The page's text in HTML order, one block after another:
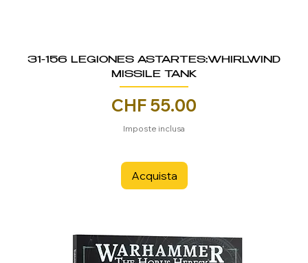
31-156 LEGIONES ASTARTES:WHIRLWIND
MISSILE TANK
Prezzo
CHF 55.00
Imposte inclusa
Acquista